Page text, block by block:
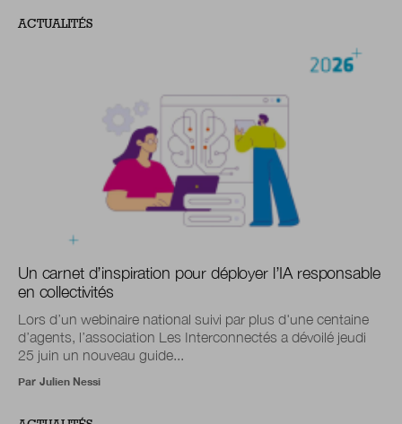
ACTUALITÉS
Un carnet d’inspiration pour déployer l’IA responsable
en collectivités
Lors d’un webinaire national suivi par plus d'une centaine
d’agents, l’association Les Interconnectés a dévoilé jeudi
25 juin un nouveau guide...
Par Julien Nessi